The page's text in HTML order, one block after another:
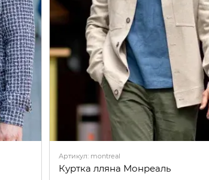
Артикул: montreal
Куртка лляна Монреаль